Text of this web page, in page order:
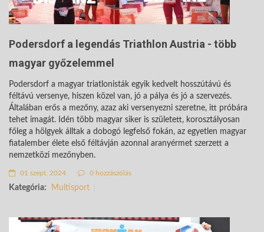
Podersdorf a legendás Triathlon Austria - több
magyar győzelemmel
Podersdorf a magyar triatlonisták egyik kedvelt hosszútávú és
féltávú versenye, hiszen közel van, jó a pálya és jó a szervezés.
Általában erős a mezőny, azaz aki versenyezni szeretne, itt próbára
tehet imagát. Idén több magyar siker is született, korosztályosan
főleg a hölgyek álltak a dobogó legfelső fokán, az egyetlen magyar
fiatalember élete első féltávján azonnal aranyérmet szerzett a
nemzetközi mezőnyben.
01 szept. 2024 0 hozzászólás
Kategória: Multisport